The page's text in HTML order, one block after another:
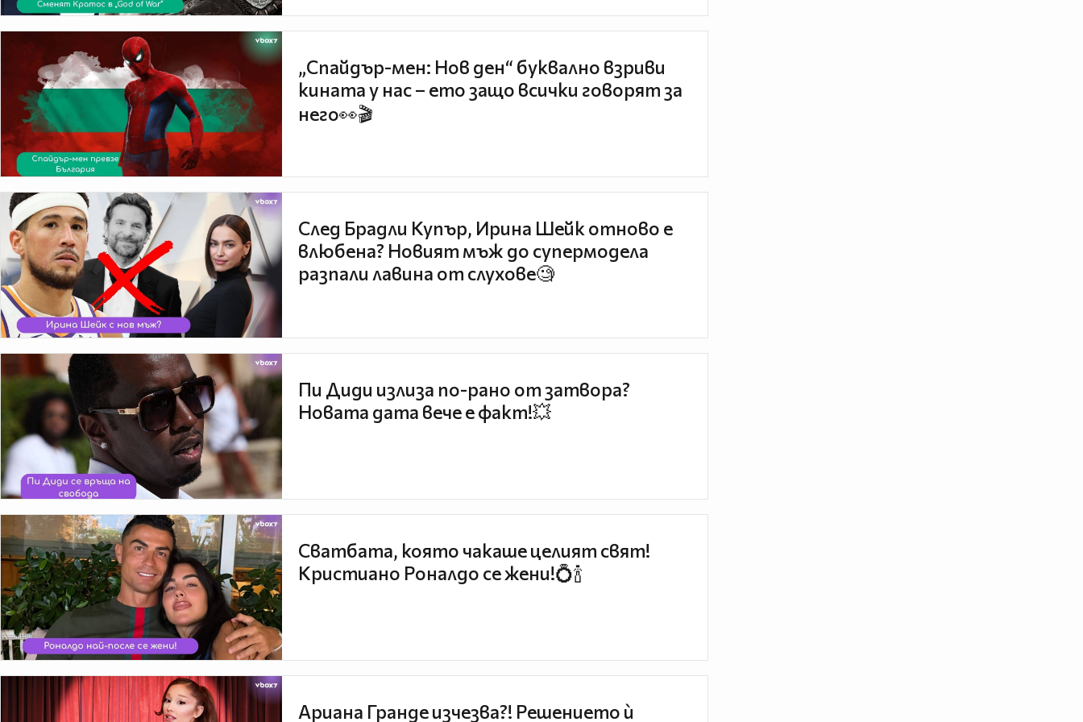
„Спайдър-мен: Нов ден“ буквално взриви
кината у нас – ето защо всички говорят за
него👀🎬
След Брадли Купър, Ирина Шейк отново е
влюбена? Новият мъж до супермодела
разпали лавина от слухове🧐
Пи Диди излиза по-рано от затвора?
Новата дата вече е факт!💥
Сватбата, която чакаше целият свят!
Кристиано Роналдо се жени!💍🍾
Ариана Гранде изчезва?! Решението ѝ